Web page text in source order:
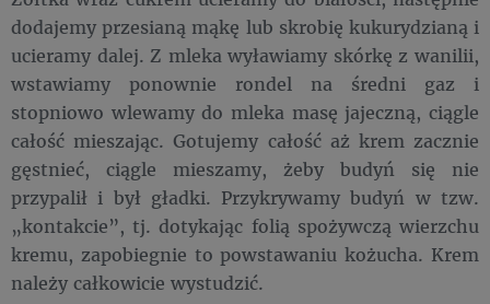
dodajemy przesianą mąkę lub skrobię kukurydzianą i
ucieramy dalej. Z mleka wyławiamy skórkę z wanilii,
wstawiamy ponownie rondel na średni gaz i
stopniowo wlewamy do mleka masę jajeczną, ciągle
całość mieszając. Gotujemy całość aż krem zacznie
gęstnieć, ciągle mieszamy, żeby budyń się nie
przypalił i był gładki. Przykrywamy budyń w tzw.
„kontakcie”, tj. dotykając folią spożywczą wierzchu
kremu, zapobiegnie to powstawaniu kożucha. Krem
należy całkowicie wystudzić.